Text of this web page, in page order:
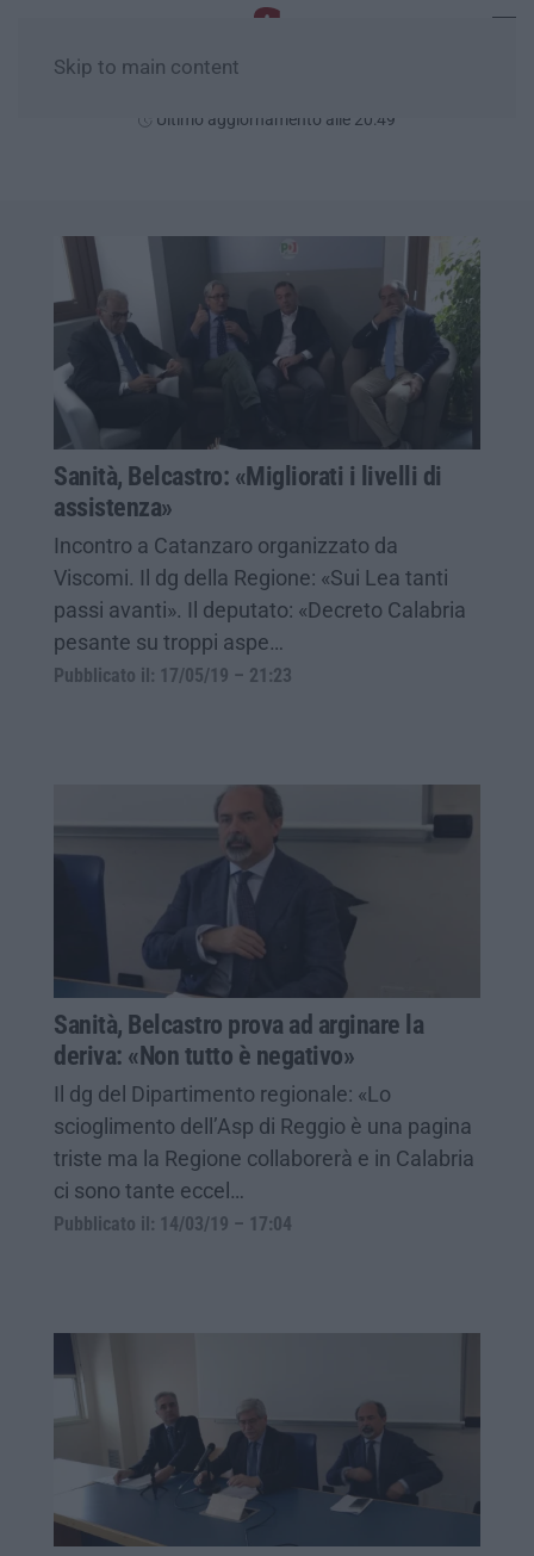
Skip to main content
Ultimo aggiornamento alle 20:49
Sanità, Belcastro: «Migliorati i livelli di
assistenza»
Incontro a Catanzaro organizzato da
Viscomi. Il dg della Regione: «Sui Lea tanti
passi avanti». Il deputato: «Decreto Calabria
pesante su troppi aspe…
Pubblicato il: 17/05/19 – 21:23
Sanità, Belcastro prova ad arginare la
deriva: «Non tutto è negativo»
Il dg del Dipartimento regionale: «Lo
scioglimento dell’Asp di Reggio è una pagina
triste ma la Regione collaborerà e in Calabria
ci sono tante eccel…
Pubblicato il: 14/03/19 – 17:04